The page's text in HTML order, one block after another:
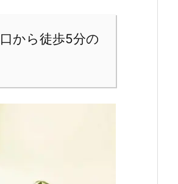
から徒歩5分の